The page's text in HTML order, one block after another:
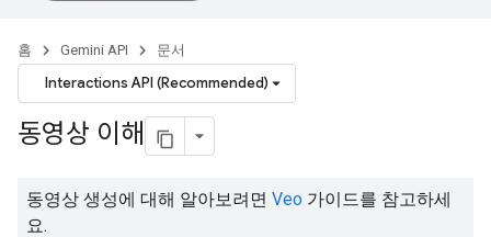
홈 Gemini API 문서
Interactions API (Recommended)
동영상 이해
동영상 생성에 대해 알아보려면 Veo 가이드를 참고하세
요.